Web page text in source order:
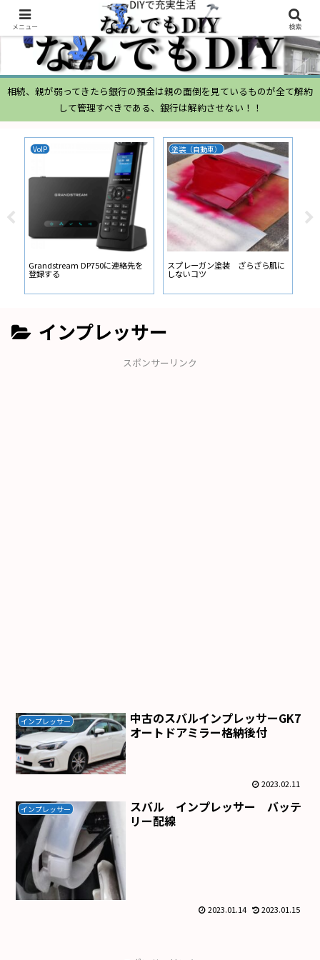
相続、親が弱ってきたら銀行の預金は親の面倒を見ているものが全て解約
して管理すべきである、銀行は解約させない！！
VoIP
Grandstream DP750に連絡先を
登録する
塗装（自動車）
スプレーガン塗装 ざらざら肌に
しないコツ
ム
インプレッサー
スポンサーリンク
インプレッサー
中古のスバルインプレッサーGK7
オートドアミラー格納後付
2023.02.11
インプレッサー
スバル インプレッサー バッテ
リー配線
2023.01.14 2023.01.15
メニュー 検索